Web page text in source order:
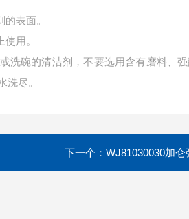
表面。
用。
洗碗的清洁剂，不要选用含有磨料、
洗尽。
下一个： WJ81030030加